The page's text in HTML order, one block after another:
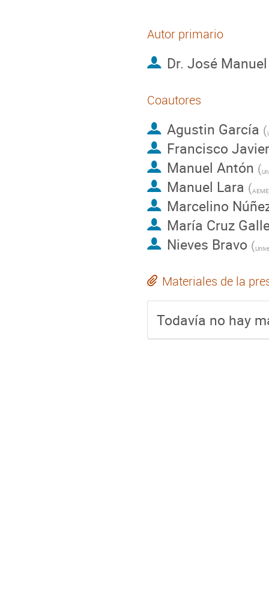
Autor primario
Dr. José
Coautores
Agustin García (
Francisco
Manuel Antón (
Manuel Lara (
Marcelino
María Cruz
Nieves Bravo (
Materiales de la
Todavía no hay